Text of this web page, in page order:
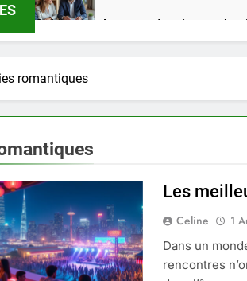
Guide complet pour réussir un achat
1 Semaine Ago
Quel est le salaire de Myriam Seurat
4 Mois Ago
Découvrez notre test d’orientation
Liste complète des marques
4 Mois Ago
romantiques
Les
Celine 1
Dans un
rencontres